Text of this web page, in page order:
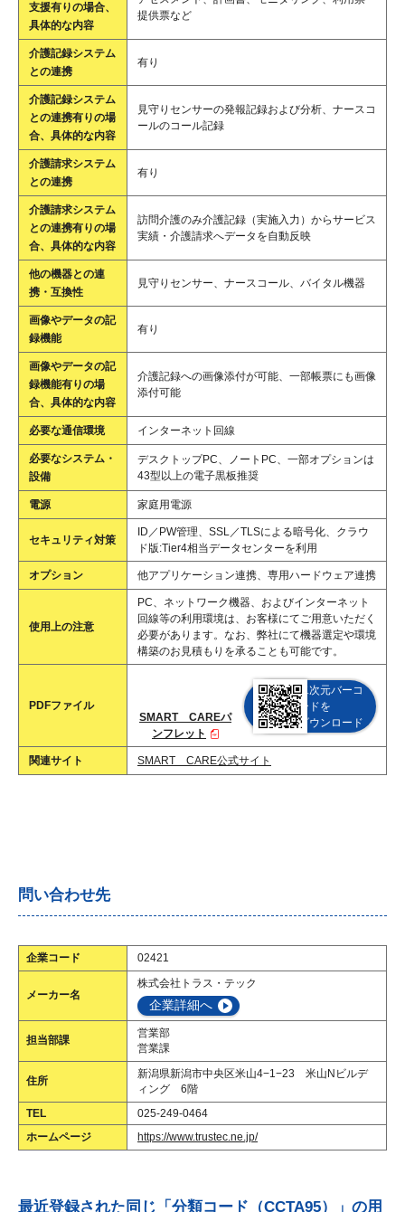
支援有りの場合、
具体的な内容
提供票など
介護記録システム
との連携
有り
介護記録システム
との連携有りの場
合、具体的な内容
見守りセンサーの発報記録および分析、ナースコ
ールのコール記録
介護請求システム
との連携
有り
介護請求システム
との連携有りの場
合、具体的な内容
訪問介護のみ介護記録（実施入力）からサービス
実績・介護請求へデータを自動反映
他の機器との連
携・互換性
見守りセンサー、ナースコール、バイタル機器
画像やデータの記
録機能
有り
画像やデータの記
録機能有りの場
合、具体的な内容
介護記録への画像添付が可能、一部帳票にも画像
添付可能
必要な通信環境 インターネット回線
必要なシステム・
設備
デスクトップPC、ノートPC、一部オプションは
43型以上の電子黒板推奨
電源 家庭用電源
セキュリティ対策
ID／PW管理、SSL／TLSによる暗号化、クラウ
ド版:Tier4相当データセンターを利用
オプション 他アプリケーション連携、専用ハードウェア連携
使用上の注意
PC、ネットワーク機器、およびインターネット
回線等の利用環境は、お客様にてご用意いただく
必要があります。なお、弊社にて機器選定や環境
構築のお見積もりを承ることも可能です。
PDFファイル
SMART CAREパ
ンフレット
二次元バーコ
ードを
ダウンロード
関連サイト SMART CARE公式サイト
問い合わせ先
企業コード 02421
メーカー名
株式会社トラス・テック
企業詳細へ
担当部課
営業部
営業課
住所
新潟県新潟市中央区米山4−1−23 米山Nビルデ
ィング 6階
TEL
025-249-0464
ホームページ
https://www.trustec.ne.jp/
最近登録された同じ「分類コード（CCTA95）」の用